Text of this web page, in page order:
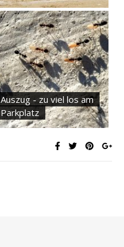
Auszug - zu viel los am
Parkplatz